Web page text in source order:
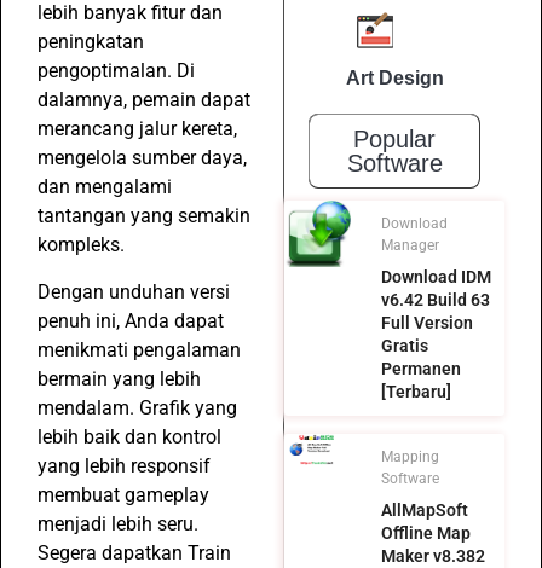
lebih banyak fitur dan
peningkatan
pengoptimalan. Di
dalamnya, pemain dapat
merancang jalur kereta,
mengelola sumber daya,
dan mengalami
tantangan yang semakin
kompleks.
Dengan unduhan versi
penuh ini, Anda dapat
menikmati pengalaman
bermain yang lebih
mendalam. Grafik yang
lebih baik dan kontrol
yang lebih responsif
membuat gameplay
menjadi lebih seru.
Segera dapatkan Train
Art Design
Popular
Software
Download
Manager
Download IDM
v6.42 Build 63
Full Version
Gratis
Permanen
[Terbaru]
Mapping
Software
AllMapSoft
Offline Map
Maker v8.382